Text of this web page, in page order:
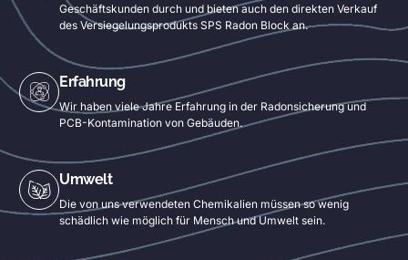
Geschäftskunden durch und bieten auch den direkten Verkauf
des Versiegelungsprodukts SPS Radon Block an.
Erfahrung
Wir haben viele Jahre Erfahrung in der Radonsicherung und
PCB-Kontamination von Gebäuden.
Umwelt
Die von uns verwendeten Chemikalien müssen so wenig
schädlich wie möglich für Mensch und Umwelt sein.